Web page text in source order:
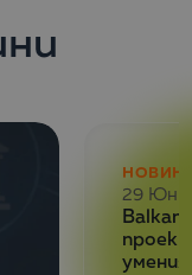
29 Юни
Balkan